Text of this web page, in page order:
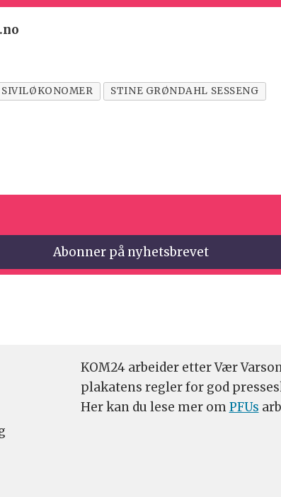
SIVILØKONOMER
STINE GRØNDAHL SESSENG
KOM24 arbeider etter Vær
plakatens regler for god
Her kan du lese mer omPFUs